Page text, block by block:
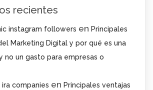
recientes
instagram followers en Principales
Marketing Digital y por qué es una
no un gasto para empresas o
companies en Principales ventajas